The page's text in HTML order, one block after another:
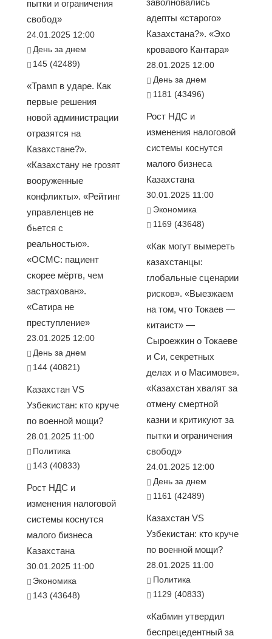
пытки и ограничения
свобод»
24.01.2025 12:00
День за днем
145 (42489)
«Трамп в ударе. Как
первые решения
новой администрации
отразятся на
Казахстане?».
«Казахстану не грозят
вооруженные
конфликты». «Рейтинг
управленцев не
бьется с
реальностью».
«ОСМС: пациент
скорее мёртв, чем
застрахован».
«Сатира не
преступление»
23.01.2025 12:00
День за днем
144 (40821)
Казахстан VS
Узбекистан: кто круче
по военной мощи?
28.01.2025 11:00
Политика
143 (40833)
Рост НДС и
изменения налоговой
системы коснутся
малого бизнеса
Казахстана
30.01.2025 11:00
Экономика
143 (43648)
заволновались
адепты «старого»
Казахстана?». «Эхо
кровавого Кантара»
28.01.2025 12:00
День за днем
1181 (43496)
Рост НДС и
изменения налоговой
системы коснутся
малого бизнеса
Казахстана
30.01.2025 11:00
Экономика
1169 (43648)
«Как могут вымереть
казахстанцы:
глобальные сценарии
рисков». «Выезжаем
на том, что Токаев —
китаист» —
Сыроежкин о Токаеве
и Си, секретных
делах и о Масимове».
«Казахстан хвалят за
отмену смертной
казни и критикуют за
пытки и ограничения
свобод»
24.01.2025 12:00
День за днем
1161 (42489)
Казахстан VS
Узбекистан: кто круче
по военной мощи?
28.01.2025 11:00
Политика
1129 (40833)
«Кабмин утвердил
беспрецедентный за